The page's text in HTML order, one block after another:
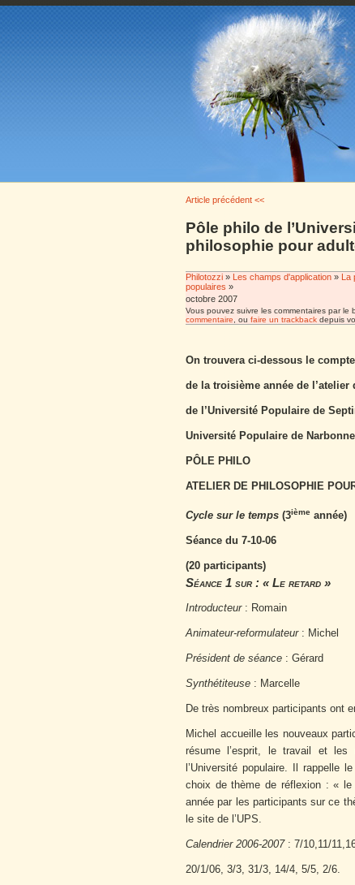
Article précédent <<
Pôle philo de
philosophie pour
Philotozzi » Les champs d'application » La
populaires »
octobre 2007
Vous pouvez suivre les commentaires par le
commentaire , ou faire un trackback depuis
On trouvera ci-dessous le
de la troisième année de
de l’Université Populaire de
Université Populaire de
PÔLE PHILO
ATELIER DE PHILOSOPHIE
Cycle sur le temps (3ième année)
Séance du 7-10-06
(20 participants)
Séance 1 sur : « Le retard »
Introducteur: Romain
Animateur-reformulateur : Michel
Président de séance : Gérard
Synthétiteuse : Marcelle
De très nombreux participants ont
Michel accueille les nouveaux
résume l’esprit, le travail et les
l’Université populaire. Il rappelle
choix de thème de réflexion : «
année par les participants sur ce
le site de l’UPS.
Calendrier 2006-2007 : 7/10,11/
20/1/06, 3/3, 31/3, 14/4, 5/5, 2/6.